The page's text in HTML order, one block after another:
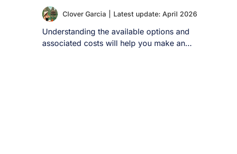
Clover Garcia Latest update: April 2026
Understanding the available options and
associated costs will help you make an